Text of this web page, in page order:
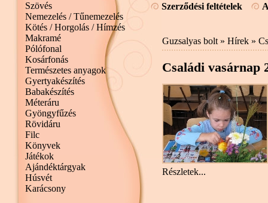
Szerződési feltételek
Guzsalyas bolt » Hírek »
Családi vasárnap
Részletek...
Szövés
Nemezelés / Tűnemezelés
Kötés / Horgolás / Hímzés
Makramé
Pólófonal
Kosárfonás
Természetes anyagok
Gyertyakészítés
Babakészítés
Méteráru
Gyöngyfűzés
Rövidáru
Filc
Könyvek
Játékok
Ajándéktárgyak
Húsvét
Karácsony